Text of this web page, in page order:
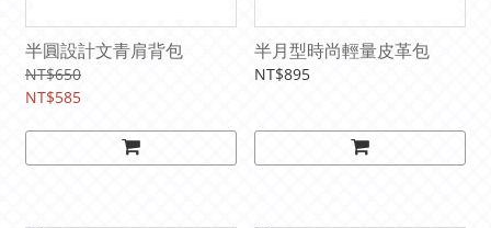
半圓設計文青肩背包
NT$650
NT$585
半月型時尚輕量皮革包
NT$895